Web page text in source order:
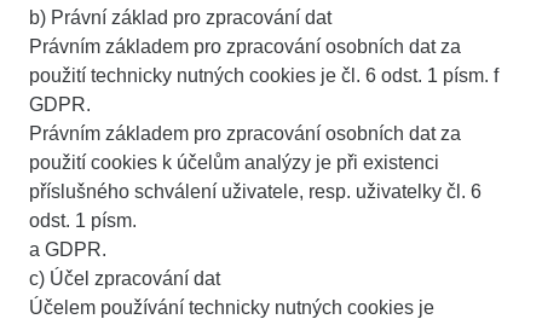
b) Právní základ pro zpracování dat
Právním základem pro zpracování osobních dat za
použití technicky nutných cookies je čl. 6 odst. 1 písm. f
GDPR.
Právním základem pro zpracování osobních dat za
použití cookies k účelům analýzy je při existenci
příslušného schválení uživatele, resp. uživatelky čl. 6
odst. 1 písm.
a GDPR.
c) Účel zpracování dat
Účelem používání technicky nutných cookies je